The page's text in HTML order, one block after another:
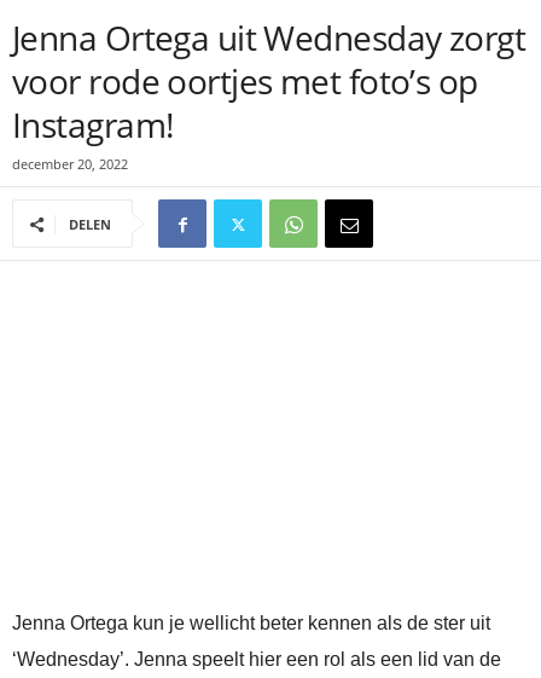
Jenna Ortega uit Wednesday zorgt
voor rode oortjes met foto’s op
Instagram!
december 20, 2022
DELEN
Jenna Ortega kun je wellicht beter kennen als de ster uit
‘Wednesday’. Jenna speelt hier een rol als een lid van de